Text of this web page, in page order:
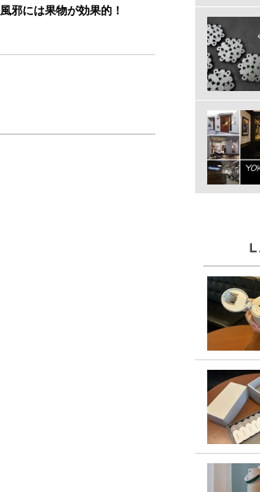
風邪には果物が効果的！